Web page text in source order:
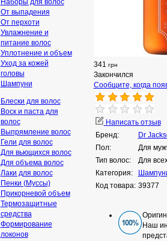
341 грн
Закончился
Сообщите, когда
Написать отзыв
Бренд:
Dr
Пол:
Для
Тип волос:
Для
Категория:
Код товара: 39377
Наш
Наборы для волос
От выпадения
От перхоти
Увлажнение и
питание волос
Уплотнение и объем
Уход за кожей
головы
Шампуни
Блески для волос
Воск и паста для
волос
Выпрямление волос
Гели для волос
Для вьющихся волос
Для объема волос
Лаки для волос
Пенки (Муссы)
Прикорневой объем
Термозащитные
средства
Формирование
локонов